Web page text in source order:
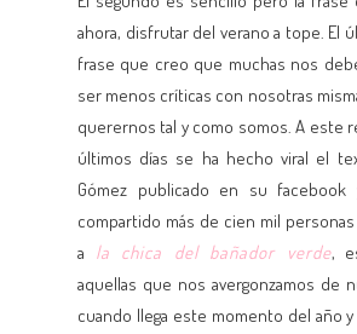
ahora, disfrutar del verano a tope. El
frase que creo que muchas nos
ser menos críticas con nosotras
querernos tal y como somos. A este
últimos días se ha hecho viral el
Gómez publicado en su
compartido más de cien mil
a la chica del bañador verde,
aquellas que nos avergonzamos de
cuando llega este momento del año